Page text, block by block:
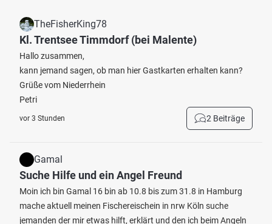
TheFisherKing78
Kl. Trentsee Timmdorf (bei Malente)
Hallo zusammen,
kann jemand sagen, ob man hier Gastkarten erhalten kann?
Grüße vom Niederrhein
Petri
vor 3 Stunden 2 Beiträge
Gamal
Suche Hilfe und ein Angel Freund
Moin ich bin Gamal 16 bin ab 10.8 bis zum 31.8 in Hamburg
mache aktuell meinen Fischereischein in nrw Köln suche
jemanden der mir etwas hilft, erklärt und den ich beim Angeln